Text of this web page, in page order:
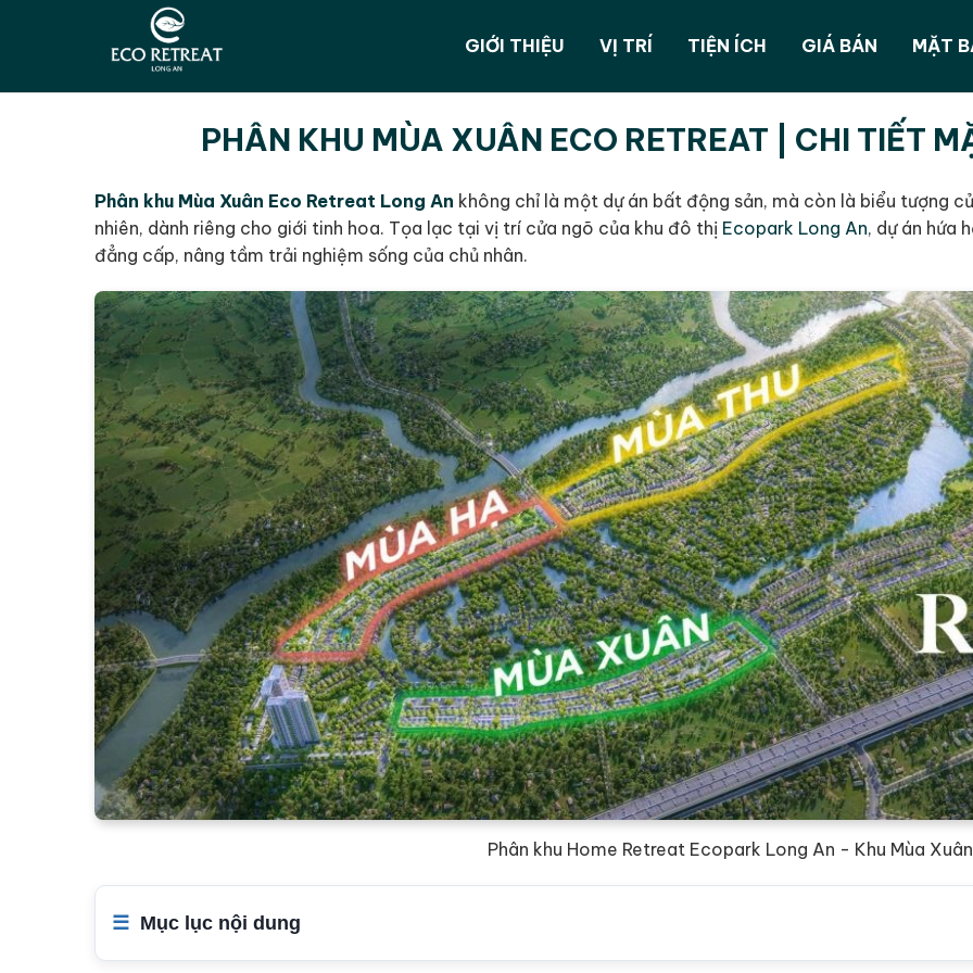
GIỚI THIỆU VỊ TRÍ TIỆN ÍCH GIÁ BÁN MẶT
PHÂN KHU MÙA XUÂN ECO RETREAT | CHI TIẾT
Phân khu Mùa Xuân Eco Retreat Long An không chỉ là một dự án bất động sản, mà còn là biểu tượng
nhiên, dành riêng cho giới tinh hoa. Tọa lạc tại vị trí cửa ngõ của khu đô thị Ecopark Long An, dự án hứa
đẳng cấp, nâng tầm trải nghiệm sống của chủ nhân.
Phân khu Home Retreat Ecopark Long An - Khu Mùa Xuân
Mục lục nội dung